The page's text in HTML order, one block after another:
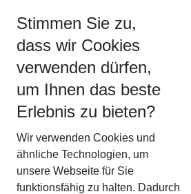
Stimmen Sie zu,
dass wir Cookies
verwenden dürfen,
um Ihnen das beste
Erlebnis zu bieten?
Wir verwenden Cookies und
ähnliche Technologien, um
unsere Webseite für Sie
funktionsfähig zu halten. Dadurch